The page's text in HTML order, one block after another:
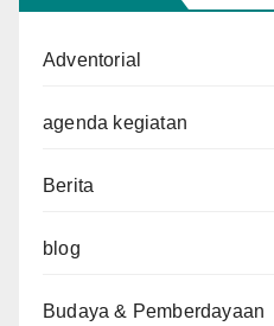
Adventorial
agenda kegiatan
Berita
blog
Budaya & Pemberdayaan